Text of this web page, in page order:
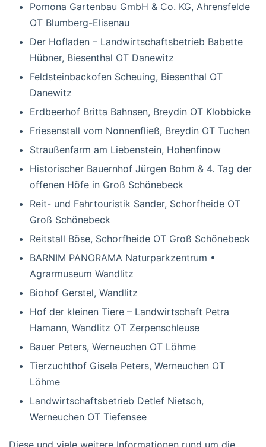
Pomona Gartenbau GmbH & Co. KG, Ahrensfelde
OT Blumberg-Elisenau
Der Hofladen – Landwirtschaftsbetrieb Babette
Hübner, Biesenthal OT Danewitz
Feldsteinbackofen Scheuing, Biesenthal OT
Danewitz
Erdbeerhof Britta Bahnsen, Breydin OT Klobbicke
Friesenstall vom Nonnenfließ, Breydin OT Tuchen
Straußenfarm am Liebenstein, Hohenfinow
Historischer Bauernhof Jürgen Bohm & 4. Tag der
offenen Höfe in Groß Schönebeck
Reit- und Fahrtouristik Sander, Schorfheide OT
Groß Schönebeck
Reitstall Böse, Schorfheide OT Groß Schönebeck
BARNIM PANORAMA Naturparkzentrum •
Agrarmuseum Wandlitz
Biohof Gerstel, Wandlitz
Hof der kleinen Tiere – Landwirtschaft Petra
Hamann, Wandlitz OT Zerpenschleuse
Bauer Peters, Werneuchen OT Löhme
Tierzuchthof Gisela Peters, Werneuchen OT
Löhme
Landwirtschaftsbetrieb Detlef Nietsch,
Werneuchen OT Tiefensee